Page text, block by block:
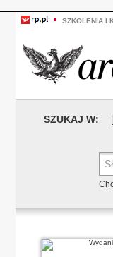
SZKOLENIA I
SZUKAJ W: